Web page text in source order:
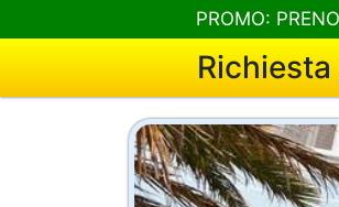
Richiesta
PROMO: